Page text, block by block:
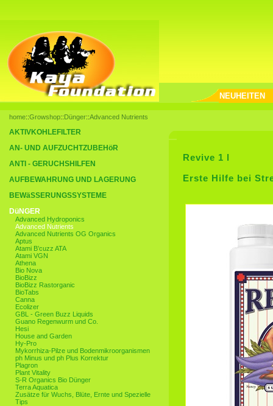
NEUHEITEN
home::Growshop::Dünger::Advanced Nutrients
AKTIVKOHLEFILTER
AN- UND AUFZUCHTZUBEHöR
ANTI - GERUCHSHILFEN
AUFBEWAHRUNG UND LAGERUNG
BEWäSSERUNGSSYSTEME
DüNGER
Advanced Hydroponics
Advanced Nutrients
Advanced Nutrients OG Organics
Aptus
Atami B’cuzz ATA
Atami VGN
Athena
Bio Nova
BioBizz
BioBizz Rastorganic
BioTabs
Canna
Ecolizer
GBL - Green Buzz Liquids
Guano Regenwurm und Co.
Hesi
House and Garden
Hy-Pro
Mykorrhiza-Pilze und Bodenmikroorganismen
ph Minus und ph Plus Korrektur
Plagron
Plant Vitality
S-R Organics Bio Dünger
Terra Aquatica
Zusätze für Wuchs, Blüte, Ernte und Spezielle
Tips
Revive 1 l
Erste Hilfe bei